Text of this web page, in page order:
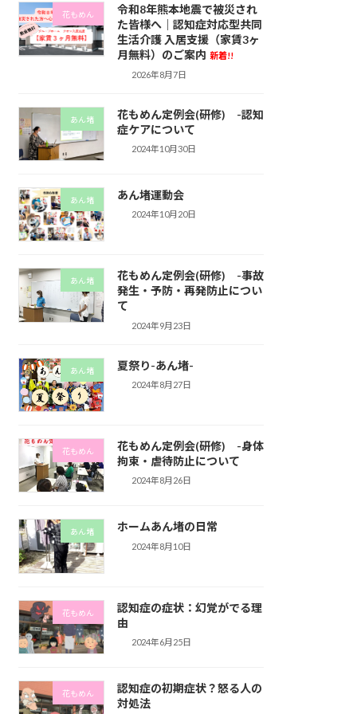
花もめん
令和8年熊本地震で被災され
た皆様へ｜認知症対応型共同
生活介護 入居支援（家賃3ヶ
月無料）のご案内 新着!!
2026年8月7日
あん堵
花もめん定例会(研修) -認知
症ケアについて
2024年10月30日
あん堵 あん堵運動会
2024年10月20日
あん堵
花もめん定例会(研修) -事故
発生・予防・再発防止につい
て
2024年9月23日
あん堵 夏祭り-あん堵-
2024年8月27日
花もめん
花もめん定例会(研修) -身体
拘束・虐待防止について
2024年8月26日
あん堵 ホームあん堵の日常
2024年8月10日
花もめん
認知症の症状：幻覚がでる理
由
2024年6月25日
花もめん
認知症の初期症状？怒る人の
対処法